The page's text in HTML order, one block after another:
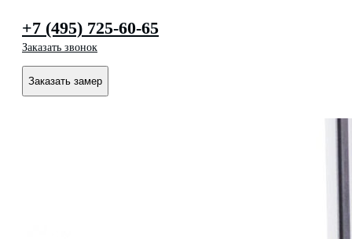
+7 (495) 725-60-65
Заказать звонок
Заказать замер